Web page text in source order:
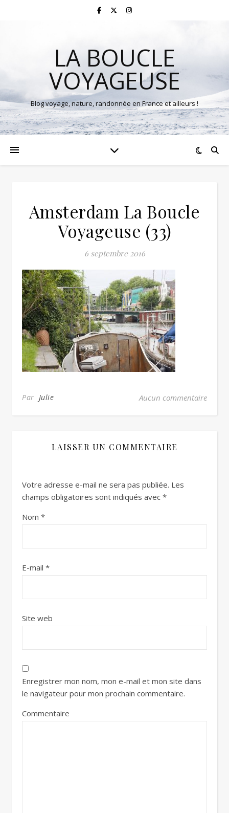
LA BOUCLE
VOYAGEUSE
Blog voyage, nature, randonnée en France et ailleurs !
Amsterdam La Boucle
Voyageuse (33)
6 septembre 2016
Par Julie Aucun commentaire
LAISSER UN COMMENTAIRE
Votre adresse e-mail ne sera pas publiée. Les
champs obligatoires sont indiqués avec *
Nom *
E-mail *
Site web
Enregistrer mon nom, mon e-mail et mon site dans
le navigateur pour mon prochain commentaire.
Commentaire